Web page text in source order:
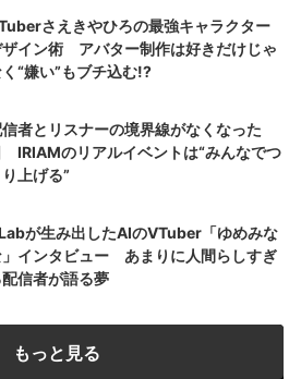
さえきやひろの最強キャラクター
イン術 アバター制作は好きだけじゃ
“嫌い”もブチ込む!?
者とリスナーの境界線がなくなった
IRIAMのリアルイベントは“みんなでつ
り上げる”
が生み出したAIのVTuber「ゆめみな
インタビュー あまりに人間らしすぎ
配信者が語る夢
もっと見る